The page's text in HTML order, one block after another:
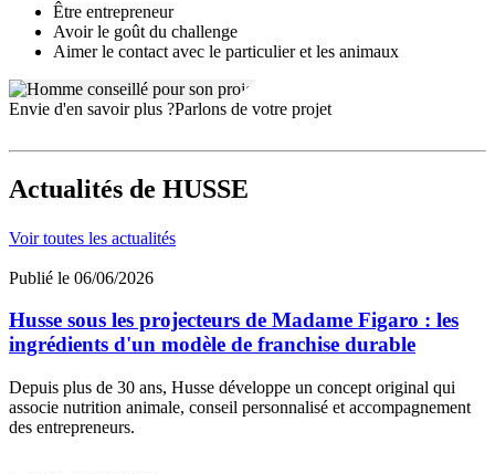
Être entrepreneur
Avoir le goût du challenge
Aimer le contact avec le particulier et les animaux
Envie d'en savoir plus ?Parlons de votre projet
Actualités de HUSSE
Voir toutes les actualités
Publié le 06/06/2026
Husse sous les projecteurs de Madame Figaro : les
ingrédients d'un modèle de franchise durable
Depuis plus de 30 ans, Husse développe un concept original qui
associe nutrition animale, conseil personnalisé et accompagnement
des entrepreneurs.